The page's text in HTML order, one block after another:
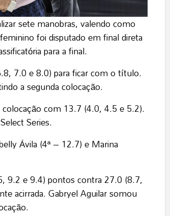
sete manobras, valendo como
foi disputado em final direta
para a final.
7.0 e 8.0) para ficar com o título.
a segunda colocação.
colocação com 13.7 (4.0, 4.5 e 5.2).
Series.
Ávila (4ª – 12.7) e Marina
9.2 e 9.4) pontos contra 27.0 (8.7,
acirrada. Gabryel Aguilar somou